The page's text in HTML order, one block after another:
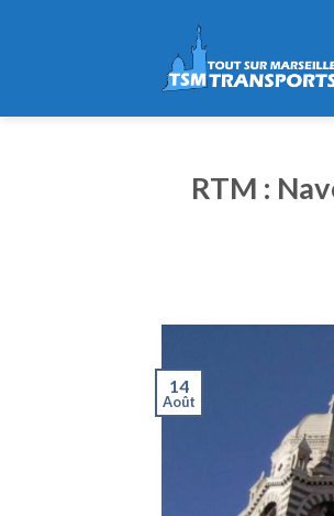
RTM :
14
Août